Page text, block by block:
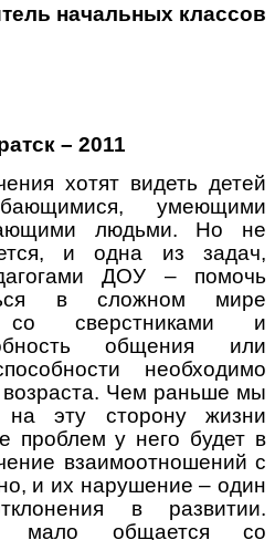
начальных классов
– 2011
хотят видеть детей
умеющими
людьми. Но не
и одна из задач,
ДОУ – помочь
в сложном мире
со сверстниками и
общения или
необходимо
возраста. Чем раньше мы
на эту сторону жизни
проблем у него будет в
взаимоотношений с
и их нарушение – один
в развитии.
мало общается со